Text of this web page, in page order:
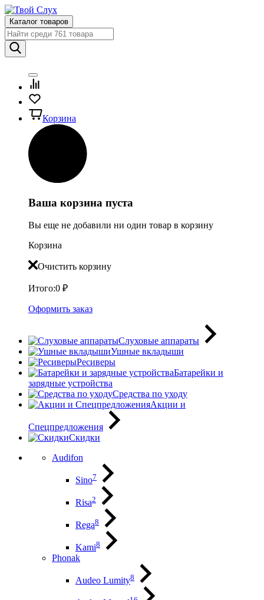
Каталог товаров
Корзина
Ваша корзина пуста
Вы еще не добавили ни один товар в корзину
Корзина
Очистить корзину
Итого:0 ₽
Оформить заказ
Слуховые аппараты
Ушные вкладыши
Ресиверы
Батарейки и
зарядные устройства
Средства по уходу
Акции и
Спецпредложения
Скидки
Audifon
Sino7
Risa2
Rega8
Kami8
Phonak
Audeo Lumity8